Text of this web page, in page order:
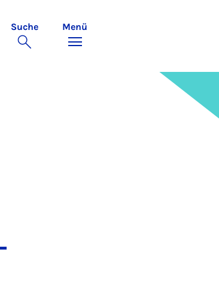
Suche Menü